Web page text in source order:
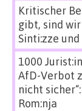
Kritischer
gibt, sind wir
Sinti:zze und
1000
AfD-Verbot
nicht
Rom:nja